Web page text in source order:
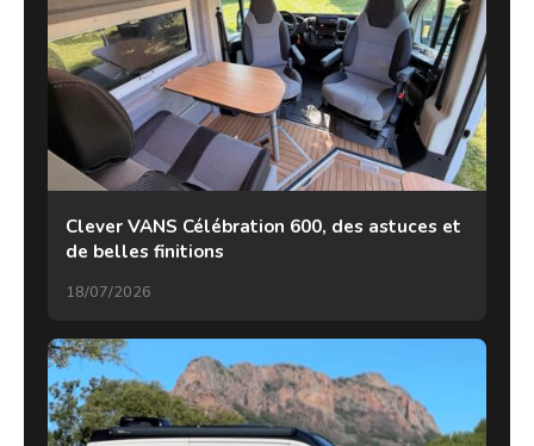
Clever VANS Célébration 600, des astuces et
de belles finitions
18/07/2026